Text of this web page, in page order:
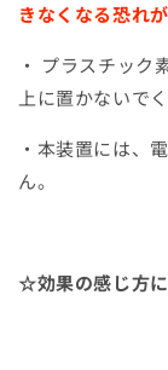
きなくなる恐れ
・ プラスチック
上に置かないでく
・本装置には、
ん。
☆効果の感じ方